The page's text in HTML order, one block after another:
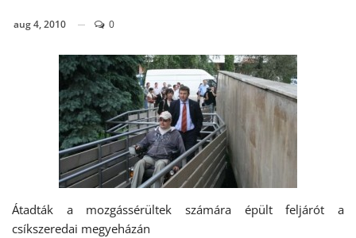
aug 4, 2010 0
Átadták a mozgássérültek számára épült feljárót a
csíkszeredai megyeházán